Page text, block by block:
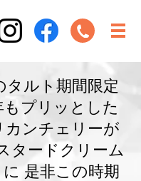
ルト期間限定
プリッとした
カンチェリーが
タードクリーム
是非この時期